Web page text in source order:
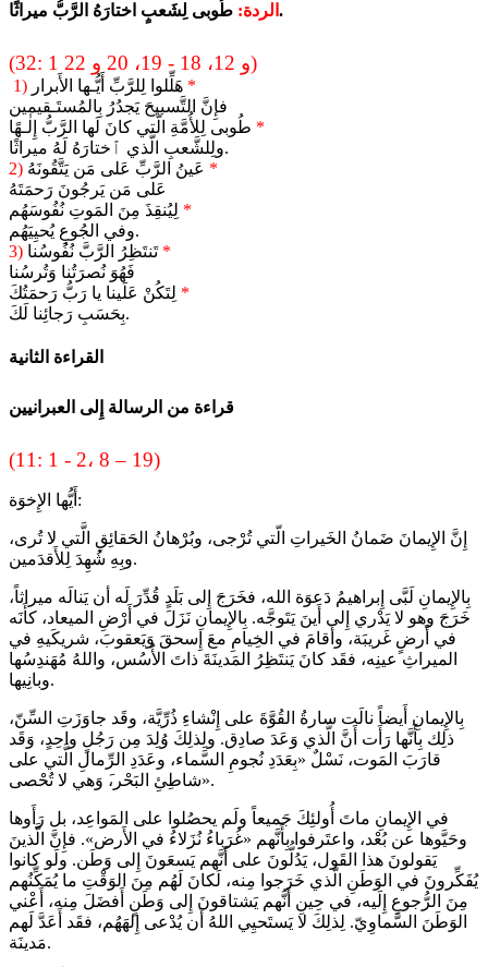
الردة: طُوبى لِشَعبٍ اختارَهُ الرَّبُّ ميراثًا.
(32: 1 و 12، 18 - 19، 20 و 22)
1)
*
فإِنَّ التَّسبيحَ يَجدُرُ بِالمُستَـقيمين
*
ولِلشَّعبِ الَّذي ٱختارَهُ لَهُ ميراثًا.
2)
*
عَلى مَن يَرجُونَ رَحمَتَهُ
*
وفي الجُوعِ يُحيِيَهُم.
3)
تَنتَظِرُ الرَّبَّ نُفُوسُنا *
فَهُوَ نُصرَتُنا وَتُرسُنا
*
بِحَسَبِ رَجائِنا لَكَ.
القراءة الثانية
قراءة من الرسالة إِلى العبرانيين
(11: 1 - 2، 8 – 19)
أَيُّها الإِخوَة:
إِنَّ الإِيمانَ ضَمانُ الخَيراتِ الّتي تُرْجى، وبُرْهانُ الحَقائِقِ الَّتي لا تُرى،
وبِهِ شُهِدَ لِلأَقدَمين.
بِالإِيمانِ لَبَّى إِبراهيمُ دَعوَة الله، فخَرَجَ إِلى بَلَدٍ قُدِّرَ لَه أن يَنالَه ميراثاً،
خَرَجَ وهو لا يَدْري إِلى أَينَ يَتَوجَّه. بِالإِيمانِ نَزَلَ في أَرْضِ الميعاد، كأَنَه
في أَرضٍ غَريبَة، وأَقامَ في الخِيامِ معَ إِسحقَ وَيَعقوبَ، شريكَيهِ في
الميراثِ عينِه، فقَد كانَ يَنتَظِرُ المَدينَةَ ذاتَ الأُسُس، واللهُ مُهَندِسُها
وبانِيها.
بِالإِيمانِ أَيضاً نالَت سارةُ القُوَّةَ على إِنْشاءِ ذُرِّيَّة، وقَد جاوَزَتِ السِّنّ،
ذلِك بِأَنَّها رَأَت أَنَّ الَّذي وَعَدَ صادِق. ولِذلِكَ وُلِدَ مِن رَجُلٍ واحِدٍ، وَقَد
قارَبَ المَوت، نَسْلٌ «بِعَدَدِ نُجومِ السَّماء، وعَدَدِ الرِّمالِ الَّتي على
شاطِئِ البَحْر،َ وَهي لا تُحْصى».
في الإِيمانِ ماتَ أُولئِكَ جَميعاً ولَم يحصُلوا على المَواعِد، بل رَأَوها
وحَيَّوها عن بُعْد، واعتَرفوا بِأَنَّهم «غُرَباءُ نُزَلاءُ في الأَرض». فإِنَّ الَّذينَ
يَقولونَ هذا القَول، يَدُلُّونَ على أَنَّهم يَسعَونَ إِلى وَطَن. ولَو كانوا
يُفَكِّرونَ في الوَطَنِ الَّذي خَرَجوا مِنه، لَكانَ لَهُم مِنَ الوَقْتِ ما يُمَكِّنُهم
مِنَ الرُّجوعِ إِلَيه، في حِينِ أَنَّهم يَشتاقونَ إِلى وَطَنٍ أَفضَلَ مِنه، أَعْني
الوَطَنَ السَّماوِيّ. لِذلِكَ لا يَستَحيِي اللهُ أَن يُدْعى إِلهَهُم، فقَد أَعَدَّ لَهم
مَدينَة.